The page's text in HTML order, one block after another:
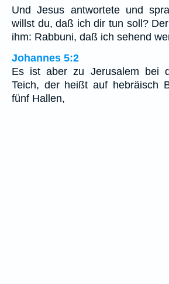
Und Jesus antwortete und
willst du, daß ich dir tun soll?
ihm: Rabbuni, daß ich sehend
Johannes 5:2
Es ist aber zu Jerusalem bei
Teich, der heißt auf hebräisch
fünf Hallen,